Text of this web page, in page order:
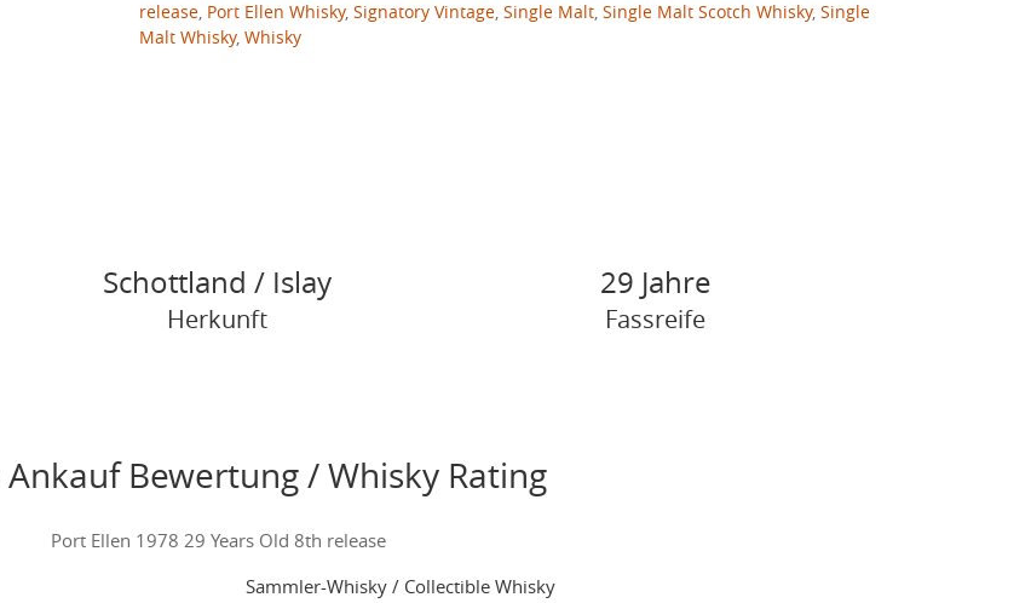
release, Port Ellen Whisky, Signatory Vintage, Single Malt, Single Malt Scotch Whisky, Single
Malt Whisky, Whisky
Schottland / Islay
Herkunft
29 Jahre
Fassreife
Bewertung / Whisky Rating
Port Ellen 1978 29 Years Old 8th release
Sammler-Whisky / Collectible Whisky